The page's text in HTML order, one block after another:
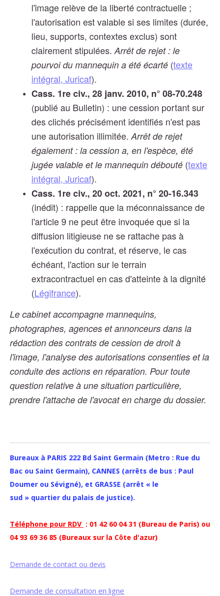
l'image relève de la liberté contractuelle ;
l'autorisation est valable si ses limites (durée,
lieu, supports, contextes exclus) sont
clairement stipulées. Arrêt de rejet : le
pourvoi du mannequin a été écarté (texte
intégral, Juricaf).
Cass. 1re civ., 28 janv. 2010, n° 08-70.248
(publié au Bulletin) : une cession portant sur
des clichés précisément identifiés n'est pas
une autorisation illimitée. Arrêt de rejet
également : la cession a, en l'espèce, été
jugée valable et le mannequin débouté (texte
intégral, Juricaf).
Cass. 1re civ., 20 oct. 2021, n° 20-16.343
(inédit) : rappelle que la méconnaissance de
l'article 9 ne peut être invoquée que si la
diffusion litigieuse ne se rattache pas à
l'exécution du contrat, et réserve, le cas
échéant, l'action sur le terrain
extracontractuel en cas d'atteinte à la dignité
(Légifrance).
Le cabinet accompagne mannequins,
photographes, agences et annonceurs dans la
rédaction des contrats de cession de droit à
l'image, l'analyse des autorisations consenties et la
conduite des actions en réparation. Pour toute
question relative à une situation particulière,
prendre l'attache de l'avocat en charge du dossier.
Bureaux à PARIS 222 Bd Saint Germain (Metro : Rue du
Bac ou Saint Germain), CANNES (arrêts de bus : Paul
Doumer ou Sévigné), et GRASSE (arrêt « le
sud » quartier du palais de justice).
Téléphone pour RDV : 01 42 60 04 31 (Bureau de Paris) ou
04 93 69 36 85 (Bureaux sur la Côte d'azur)
Demande de contact ou devis
Demande de consultation en ligne